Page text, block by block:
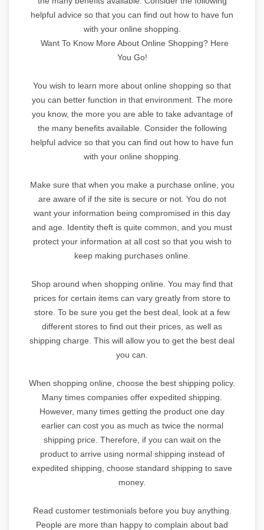
helpful advice so that you can find out how to have fun
with your online shopping.
Want To Know More About Online Shopping? Here
You Go!
You wish to learn more about online shopping so that
you can better function in that environment. The more
you know, the more you are able to take advantage of
the many benefits available. Consider the following
helpful advice so that you can find out how to have fun
with your online shopping.
Make sure that when you make a purchase online, you
are aware of if the site is secure or not. You do not
want your information being compromised in this day
and age. Identity theft is quite common, and you must
protect your information at all cost so that you wish to
keep making purchases online.
Shop around when shopping online. You may find that
prices for certain items can vary greatly from store to
store. To be sure you get the best deal, look at a few
different stores to find out their prices, as well as
shipping charge. This will allow you to get the best deal
you can.
When shopping online, choose the best shipping policy.
Many times companies offer expedited shipping.
However, many times getting the product one day
earlier can cost you as much as twice the normal
shipping price. Therefore, if you can wait on the
product to arrive using normal shipping instead of
expedited shipping, choose standard shipping to save
money.
Read customer testimonials before you buy anything.
People are more than happy to complain about bad